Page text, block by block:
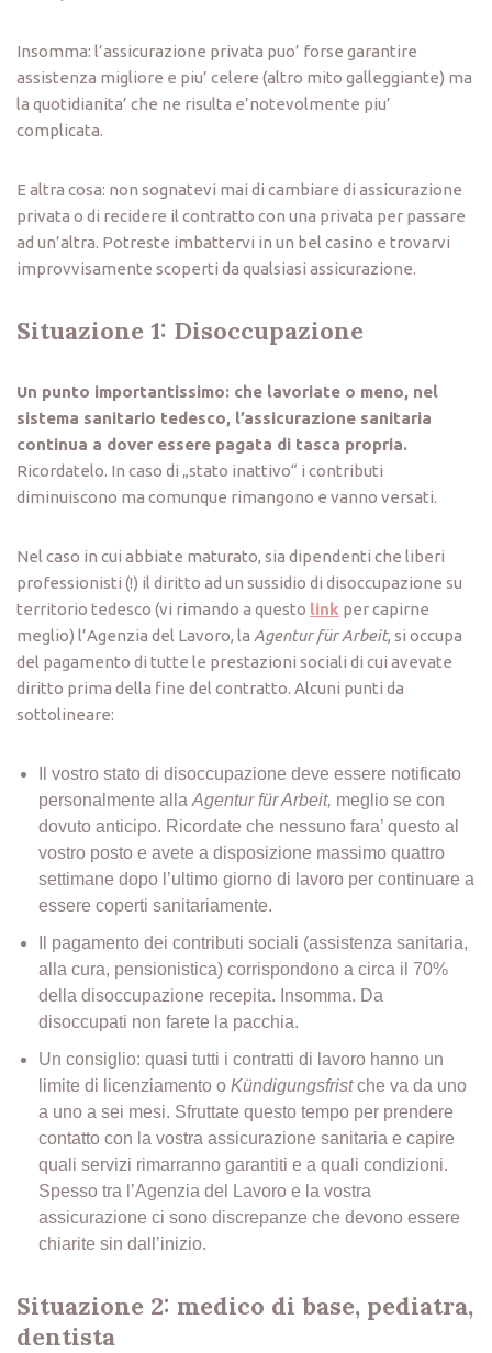
Insomma: l’assicurazione privata puo’ forse garantire
assistenza migliore e piu’ celere (altro mito galleggiante) ma
la quotidianita’ che ne risulta e’notevolmente piu’
complicata.
E altra cosa: non sognatevi mai di cambiare di assicurazione
privata o di recidere il contratto con una privata per passare
ad un’altra. Potreste imbattervi in un bel casino e trovarvi
improvvisamente scoperti da qualsiasi assicurazione.
Situazione 1: Disoccupazione
Un punto importantissimo: che lavoriate o meno, nel
sistema sanitario tedesco, l’assicurazione sanitaria
continua a dover essere pagata di tasca propria.
Ricordatelo. In caso di „stato inattivo“ i contributi
diminuiscono ma comunque rimangono e vanno versati.
Nel caso in cui abbiate maturato, sia dipendenti che liberi
professionisti (!) il diritto ad un sussidio di disoccupazione su
territorio tedesco (vi rimando a questo link per capirne
meglio) l’Agenzia del Lavoro, la Agentur für Arbeit, si occupa
del pagamento di tutte le prestazioni sociali di cui avevate
diritto prima della fine del contratto. Alcuni punti da
sottolineare:
Il vostro stato di disoccupazione deve essere notificato
personalmente alla Agentur für Arbeit, meglio se con
dovuto anticipo. Ricordate che nessuno fara’ questo al
vostro posto e avete a disposizione massimo quattro
settimane dopo l’ultimo giorno di lavoro per continuare a
essere coperti sanitariamente.
Il pagamento dei contributi sociali (assistenza sanitaria,
alla cura, pensionistica) corrispondono a circa il 70%
della disoccupazione recepita. Insomma. Da
disoccupati non farete la pacchia.
Un consiglio: quasi tutti i contratti di lavoro hanno un
limite di licenziamento o Kündigungsfristche va da uno
a uno a sei mesi. Sfruttate questo tempo per prendere
contatto con la vostra assicurazione sanitaria e capire
quali servizi rimarranno garantiti e a quali condizioni.
Spesso tra l’Agenzia del Lavoro e la vostra
assicurazione ci sono discrepanze che devono essere
chiarite sin dall’inizio.
Situazione 2: medico di base, pediatra,
dentista